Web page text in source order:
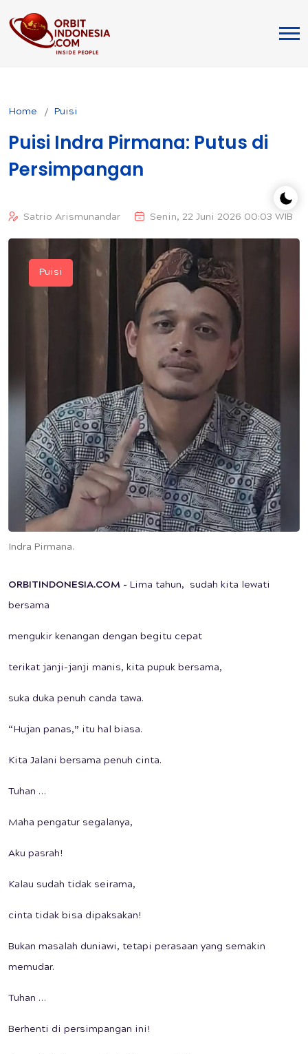
Home Puisi
Puisi Indra Pirmana: Putus di
Persimpangan
Satrio Arismunandar Senin, 22 Juni 2026 00:03 WIB
Indra Pirmana.
Puisi
ORBITINDONESIA.COM - Lima tahun, sudah kita lewati
bersama
mengukir kenangan dengan begitu cepat
terikat janji-janji manis, kita pupuk bersama,
suka duka penuh canda tawa.
“Hujan panas,” itu hal biasa.
Kita Jalani bersama penuh cinta.
Tuhan …
Maha pengatur segalanya,
Aku pasrah!
Kalau sudah tidak seirama,
cinta tidak bisa dipaksakan!
Bukan masalah duniawi, tetapi perasaan yang semakin
memudar.
Tuhan …
Berhenti di persimpangan ini!